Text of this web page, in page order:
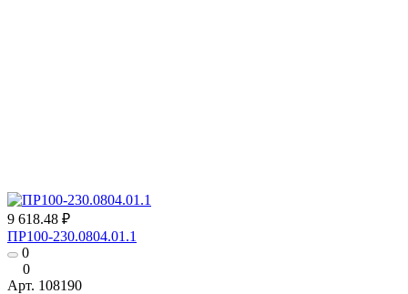
9 618.48 ₽
ПР100-230.0804.01.1
0
0
Арт. 108190